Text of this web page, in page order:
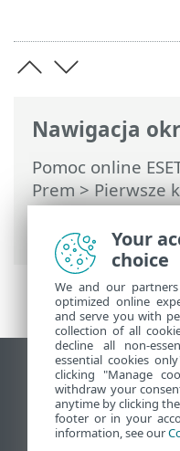
Nawigacja
Pomoc online
Prem>Pierwsze
i wykrywanie
pytań
Wyświetl witrynę
komputerów
End of Life
Baza wiedzy ESET
Your
choice
We and our
optimized online
and serve you with
collection of all
decline all non-
essential cookies
clicking "Manage
withdraw your
anytime by clicking
footer or in your
information, see our